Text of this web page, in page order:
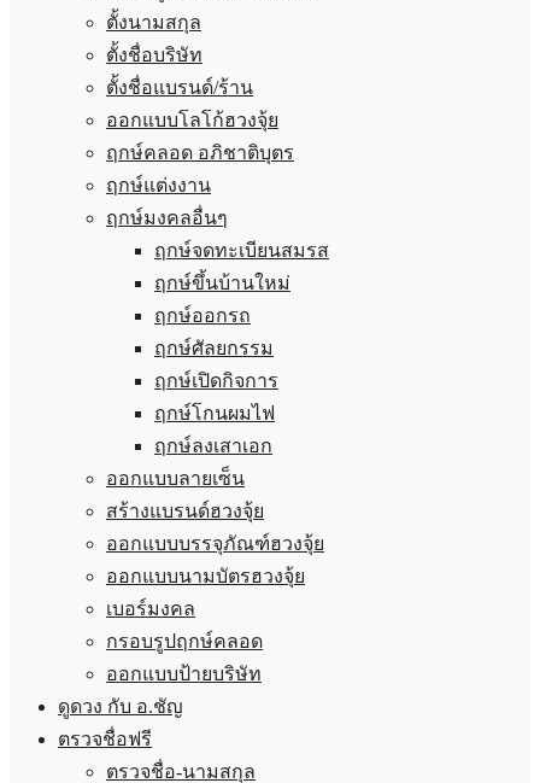
ตั้งนามสกุล
ตั้งชื่อบริษัท
ตั้งชื่อแบรนด์/ร้าน
ออกแบบโลโก้ฮวงจุ้ย
ฤกษ์คลอด อภิชาติบุตร
ฤกษ์แต่งงาน
ฤกษ์มงคลอื่นๆ
ฤกษ์จดทะเบียนสมรส
ฤกษ์ขึ้นบ้านใหม่
ฤกษ์ออกรถ
ฤกษ์ศัลยกรรม
ฤกษ์เปิดกิจการ
ฤกษ์โกนผมไฟ
ฤกษ์ลงเสาเอก
ออกแบบลายเซ็น
สร้างแบรนด์ฮวงจุ้ย
ออกแบบบรรจุภัณฑ์ฮวงจุ้ย
ออกแบบนามบัตรฮวงจุ้ย
เบอร์มงคล
กรอบรูปฤกษ์คลอด
ออกแบบป้ายบริษัท
ดูดวง กับ อ.ชัญ
ตรวจชื่อฟรี
ตรวจชื่อ-นามสกุล